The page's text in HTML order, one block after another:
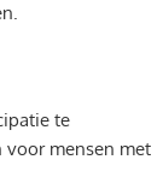
te
voor mensen met